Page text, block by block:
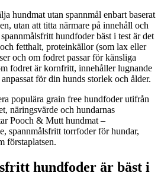
hundmat utan spannmål enbart baserat
utan att titta närmare på innehåll och
hundfoder bäst i test är det
fetthalt, proteinkällor (som lax eller
och om fodret passar för känsliga
fodret är kornfritt, innehåller lugnande
för din hunds storlek och ålder.
populära grain free hundfoder utifrån
näringsvärde och hundarnas
Pooch & Mutt hundmat –
spannmålsfritt torrfoder för hundar,
förstaplatsen.
hundfoder är bäst i